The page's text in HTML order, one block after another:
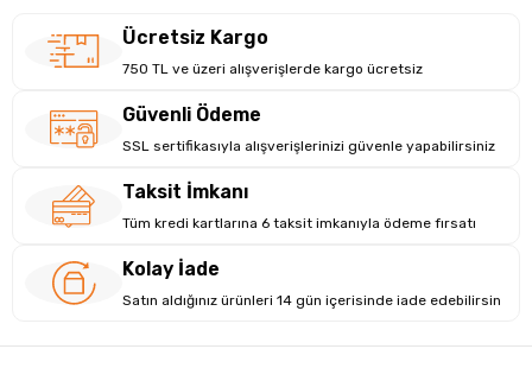
Ücretsiz Kargo
750 TL ve üzeri alışverişlerde kargo ücretsiz
Güvenli Ödeme
SSL sertifikasıyla alışverişlerinizi güvenle yapabilirsiniz
Taksit İmkanı
Tüm kredi kartlarına 6 taksit imkanıyla ödeme fırsatı
Kolay İade
Satın aldığınız ürünleri 14 gün içerisinde iade edebilirsin